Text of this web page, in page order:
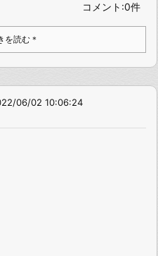
コメント:0件
を読む＊
06/02 10:06:24